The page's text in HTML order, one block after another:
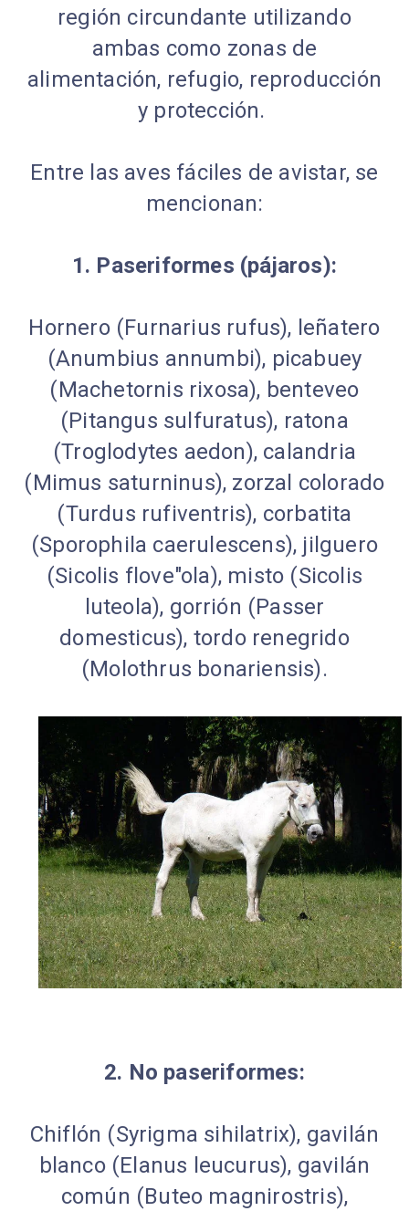
región circundante utilizando
ambas como zonas de
alimentación, refugio, reproducción
y protección.
Entre las aves fáciles de avistar, se
mencionan:
1. Paseriformes (pájaros):
Hornero (Furnarius rufus), leñatero
(Anumbius annumbi), picabuey
(Machetornis rixosa), benteveo
(Pitangus sulfuratus), ratona
(Troglodytes aedon), calandria
(Mimus saturninus), zorzal colorado
(Turdus rufiventris), corbatita
(Sporophila caerulescens), jilguero
(Sicolis flove"ola), misto (Sicolis
luteola), gorrión (Passer
domesticus), tordo renegrido
(Molothrus bonariensis).
2. No paseriformes:
Chiflón (Syrigma sihilatrix), gavilán
blanco (Elanus leucurus), gavilán
común (Buteo magnirostris),